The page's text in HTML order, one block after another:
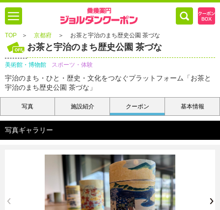
TOP ＞ 京都府 ＞ お茶と宇治のまち歴史公園 茶づな
お茶と宇治のまち歴史公園 茶づな
美術館・博物館 スポーツ・体験
宇治のまち・ひと・歴史・文化をつなぐプラットフォーム「お茶と
宇治のまち歴史公園 茶づな」
写真 施設紹介 クーポン 基本情報
写真ギャラリー